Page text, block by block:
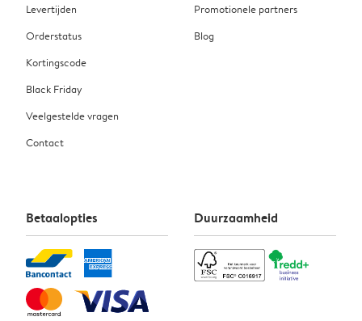
Levertijden
Orderstatus
Kortingscode
Black Friday
Veelgestelde vragen
Contact
Promotionele partners
Blog
Betaalopties Duurzaamheid